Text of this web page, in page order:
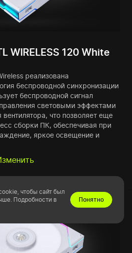
WIRELESS 120 White
реализована
беспроводной синхронизации
беспроводной сигнал
световыми эффектами
что позволяет еще
сборки ПК, обеспечивая при
яркое освещение и
чтобы сайт был
Подробности в
Понятно